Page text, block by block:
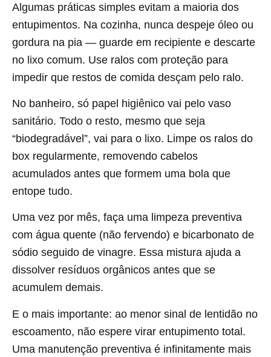
Algumas práticas simples evitam a maioria dos
entupimentos. Na cozinha, nunca despeje óleo ou
gordura na pia — guarde em recipiente e descarte
no lixo comum. Use ralos com proteção para
impedir que restos de comida desçam pelo ralo.
No banheiro, só papel higiênico vai pelo vaso
sanitário. Todo o resto, mesmo que seja
“biodegradável”, vai para o lixo. Limpe os ralos do
box regularmente, removendo cabelos
acumulados antes que formem uma bola que
entope tudo.
Uma vez por mês, faça uma limpeza preventiva
com água quente (não fervendo) e bicarbonato de
sódio seguido de vinagre. Essa mistura ajuda a
dissolver resíduos orgânicos antes que se
acumulem demais.
E o mais importante: ao menor sinal de lentidão no
escoamento, não espere virar entupimento total.
Uma manutenção preventiva é infinitamente mais